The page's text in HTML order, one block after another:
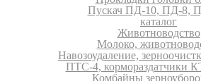
Пускач ПД-10, ПД-8,
каталог
Животноводство
Молоко,
Навозоудаление,
ПТС-4, кормораздатчики
Комбайны